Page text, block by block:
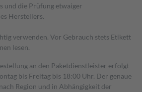
und die Prüfung etwaiger
Herstellers.
verwenden. Vor Gebrauch stets Etikett
lesen.
an den Paketdienstleister erfolgt
bis Freitag bis 18:00 Uhr. Der genaue
Region und in Abhängigkeit der